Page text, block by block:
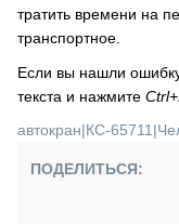
тратить времени на
транспортное.
Если вы нашли
текста и нажмите
автокран|КС-65711 |
ПОДЕЛИТЬСЯ: